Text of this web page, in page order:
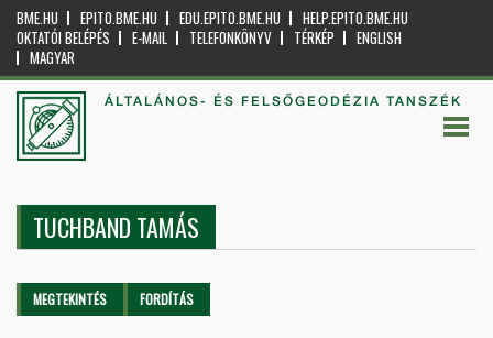
BME.HU EPITO.BME.HU EDU.EPITO.BME.HU
HELP.EPITO.BME.HU
OKTATÓI BELÉPÉS
E-MAIL TELEFONKÖNYV TÉRKÉP
ENGLISH
MAGYAR
ÁLTALÁNOS- ÉS FELSŐGEODÉZIA TANSZÉK
TUCHBAND TAMÁS
Elsődleges fülek
MEGTEKINTÉS (AKTÍVFORDÍTÁS